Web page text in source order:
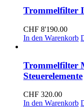
Trommelfilter
CHF 8'190.00
In den Warenkorb
Trommelfilter
Steuerelemente
CHF 320.00
In den Warenkorb